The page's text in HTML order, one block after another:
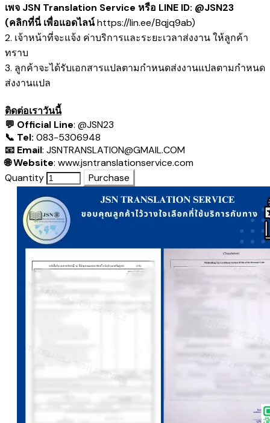
เพจ JSN Translation Service หรือ LINE ID: @JSN23
(คลิกที่นี่ เพื่อแอดไลน์https://lin.ee/Bqjq9ab)
2. เจ้าหน้าที่จะแจ้ง ค่าบริการและระยะเวลาส่งงาน ให้ลูกค้า
ทราบ
3. ลูกค้าจะได้รับเอกสารแปลตามกำหนดส่งงานแปลตามกำหนด
ส่งงานแปล
ติดต่อเราวันนี้
💬 Official Line: @JSN23
📞 Tel: 083-5306948
📧 Email: JSNTRANSLATION@GMAIL.COM
🌐 Website: www.jsntranslationservice.com
Quantity
Purchase